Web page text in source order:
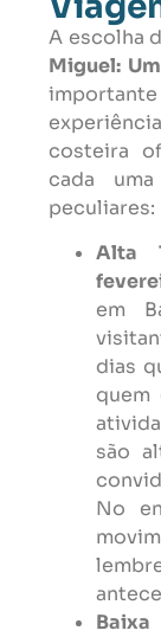
A escolha
Miguel:
costeira
cada
peculiares:
Alta
em
dias
quem
são
No